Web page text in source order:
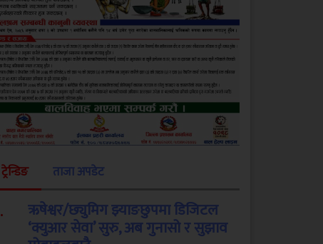
ट्रेन्डिङ ताजा अपडेट
. ऋषेश्वर/छ्युमिग झ्याङछुपमा डिजिटल
‘क्युआर सेवा’ सुरु, अब गुनासो र सुझाव